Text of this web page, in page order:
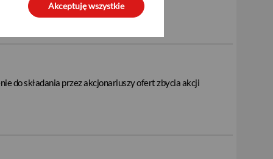
do składania przez akcjonariuszy ofert zbycia akcji
Akceptuję wszystkie